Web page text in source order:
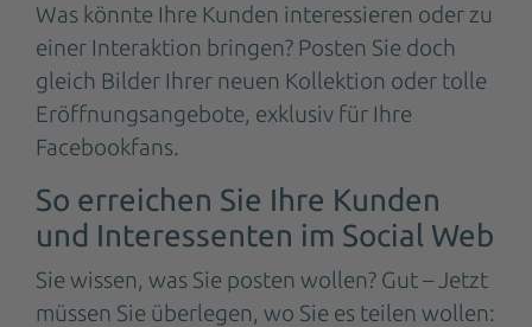
Was könnte Ihre Kunden interessieren oder zu
einer Interaktion bringen? Posten Sie doch
gleich Bilder Ihrer neuen Kollektion oder tolle
Eröffnungsangebote, exklusiv für Ihre
Facebookfans.
So erreichen Sie Ihre Kunden
und Interessenten im Social Web
Sie wissen, was Sie posten wollen? Gut – Jetzt
müssen Sie überlegen, wo Sie es teilen wollen: